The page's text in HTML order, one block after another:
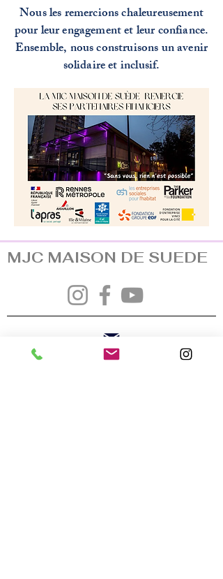
Nous les remercions chaleureusement
pour leur engagement et leur confiance.
Ensemble, nous construisons un avenir
solidaire et inclusif.
MJC MAISON DE SUEDE